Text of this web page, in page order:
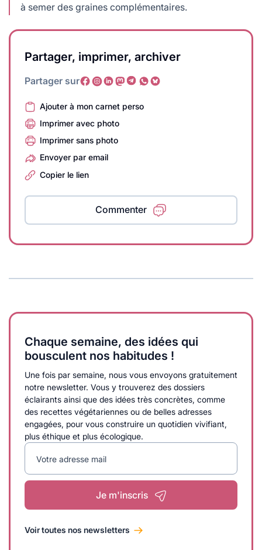
à semer des graines complémentaires.
Partager, imprimer, archiver
Partager sur
Ajouter à mon carnet perso
Imprimer avec photo
Imprimer sans photo
Envoyer par email
Copier le lien
Commenter
Chaque semaine, des idées qui
bousculent nos habitudes !
Une fois par semaine, nous vous envoyons gratuitement
notre newsletter. Vous y trouverez des dossiers
éclairants ainsi que des idées très concrètes, comme
des recettes végétariennes ou de belles adresses
engagées, pour vous construire un quotidien vivifiant,
plus éthique et plus écologique.
Votre adresse mail
Je m'inscris
Voir toutes nos newsletters